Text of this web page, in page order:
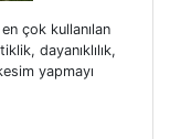
çok kullanılan
dayanıklılık,
yapmayı